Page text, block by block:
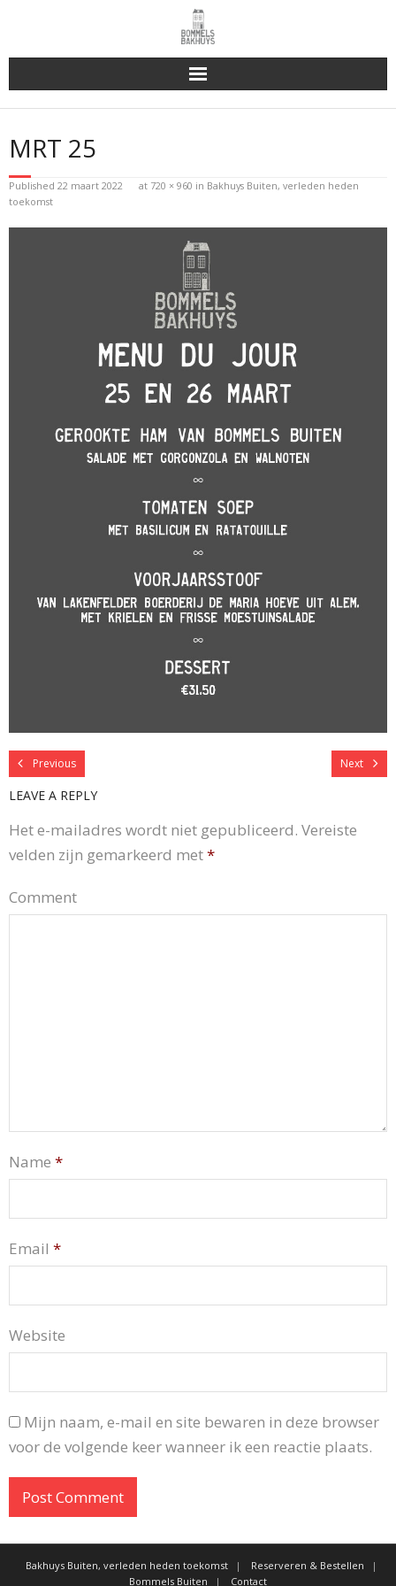
Bakhuys Buiten, verleden heden toekomst
Reserveren & Bestellen
Bommels Buiten
MRT 25
Published 22 maart 2022 at 720 × 960 in Bakhuys Buiten, verleden heden
toekomst
Previous Next
LEAVE A REPLY
Het e-mailadres wordt niet gepubliceerd. Vereiste
velden zijn gemarkeerd met*
Comment
Name *
Email *
Website
Mijn naam, e-mail en site bewaren in deze browser
voor de volgende keer wanneer ik een reactie plaats.
Bakhuys Buiten, verleden heden toekomst
Reserveren & Bestellen
Bommels Buiten
Contact